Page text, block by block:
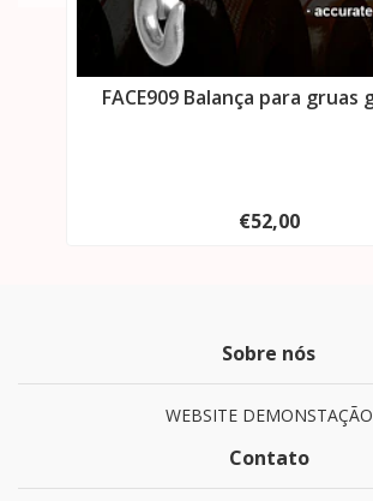
FACE909 Balança para gruas
€52,00
Sobre nós
WEBSITE DEMONSTAÇÃO
Contato